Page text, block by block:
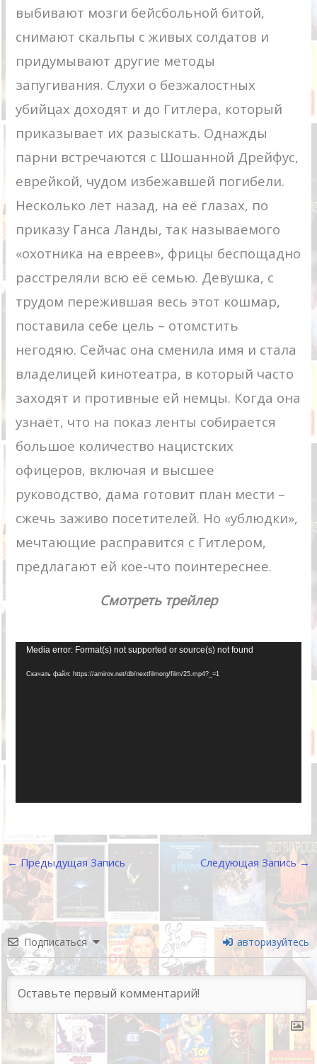
выбивают мозги бейсбольной битой,
снимают скальпы с живых солдатов и
придумывают другие методы
запугивания. Слухи о безжалостных
убийцах доходят и до Гитлера, который
приказывает их разыскать. Однажды
парни встречаются с Шошанной Дрейфус,
еврейкой, чудом избежавшей погибели.
Несколько лет назад, на её глазах, по
приказу Ганса Ланды, так называемого
«охотника на евреев», фрицы беспощадно
расстреляли всю её семью. Девушка, с
трудом пережившая весь этот кошмар,
поставила себе цель – отомстить
негодяю. Сейчас она сменила имя и стала
владелицей кинотеатра, в который часто
заходят и противные ей немцы. Когда она
узнаёт, что на показ ленты собирается
большое количество нацистских
офицеров, включая и высшее
руководство, дама готовит план мести –
сжечь заживо посетителей. Но «ублюдки»,
мечтающие расправится с Гитлером,
предлагают ей кое-что поинтереснее.
Смотреть трейлер
Видеоплеер
Media error: Format(s) not supported or source(s) not found
Скачать файл: https://amirov.net/db/nextfilmorg/film/25.mp4?_=1
← Предыдущая Запись Следующая Запись→
Подписаться авторизуйтесь